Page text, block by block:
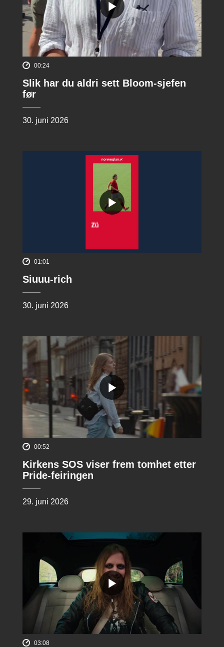
00:24
Slik har du aldri sett Bloom-sjefen
før
30. juni 2026
01:01
Siuuu-rich
30. juni 2026
00:52
Kirkens SOS viser frem tomhet etter
Pride-feiringen
29. juni 2026
03:08